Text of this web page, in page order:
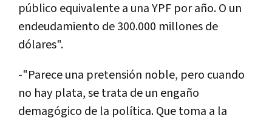
público equivalente a una YPF por año. O un
endeudamiento de 300.000 millones de
dólares".
-"Parece una pretensión noble, pero cuando
no hay plata, se trata de un engaño
demagógico de la política. Que toma a la